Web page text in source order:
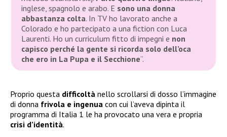
inglese, spagnolo e arabo. E sono una donna
abbastanza colta. In TV ho lavorato anche a
Colorado e ho partecipato a una fiction con Luca
Laurenti. Ho un curriculum fitto di impegni e non
capisco perché la gente si ricorda solo dell’oca
che ero in La Pupa e il Secchione“.
Proprio questa difficoltà nello scrollarsi di dosso l’immagine
di donna frivola e ingenua con cui l’aveva dipinta il
programma di Italia 1 le ha provocato una vera e propria
crisi d’identità.